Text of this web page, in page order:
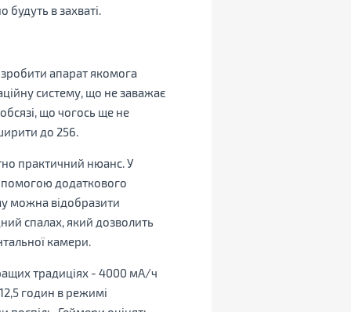
в захваті.
зробити апарат якомога
систему, що не заважає
що чогось ще не
до 256.
практичний нюанс. У
додаткового
можна відобразити
спалах, який дозволить
камери.
традиціях - 4000 мА/ч
годин в режимі